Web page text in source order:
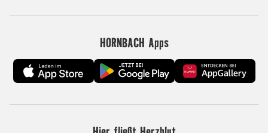
HORNBACH Apps